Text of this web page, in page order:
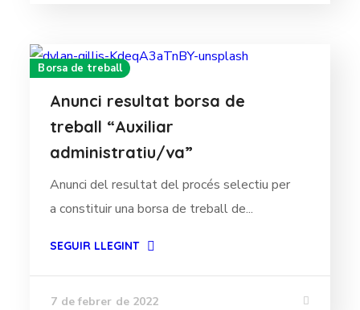
Borsa de treball
Anunci resultat borsa de
treball “Auxiliar
administratiu/va”
Anunci del resultat del procés selectiu per
a constituir una borsa de treball de...
SEGUIR LLEGINT
7 de febrer de 2022